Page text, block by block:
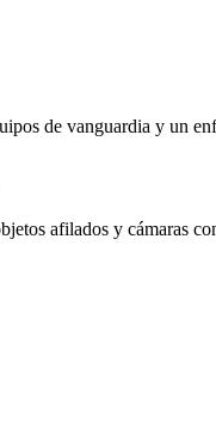
de vanguardia y un
afilados y cámaras